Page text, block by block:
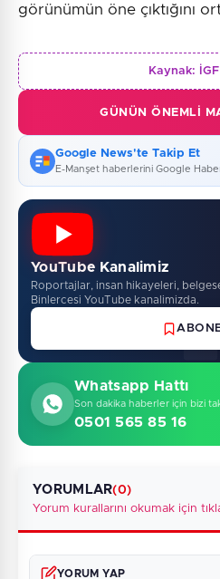
görünümün öne çıktığını
Kaynak:
GÜNÜN ÖNEMLI
Google News'te Takip Et
E-Manşet haberlerini Google
YouTube Kanalimiz
Roportajlar, insan hikayeleri,
Binlercesi YouTube kanalimizda.
Whatsapp Hattı
Son dakika haberler için bizi
0501 565 85 16
YORUMLAR(0)
Yorum kurallarını okumak için
YORUM YAP